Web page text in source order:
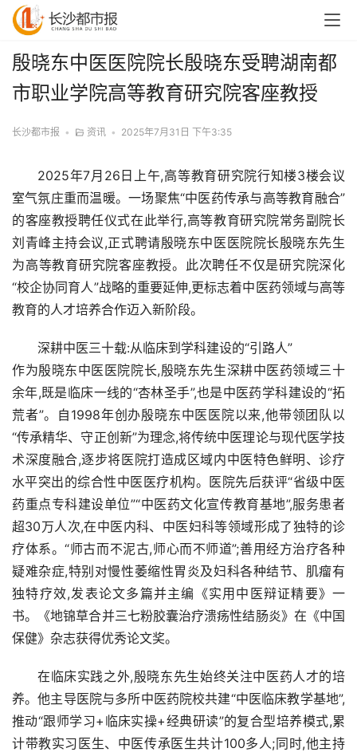
殷晓东中医医院院长殷晓东受聘湖南都
市职业学院高等教育研究院客座教授
长沙都市报 • 资讯 • 2025年7月31日 下午3:35
2025年7月26日上午,高等教育研究院行知楼3楼会议
室气氛庄重而温暖。一场聚焦“中医药传承与高等教育融合”
的客座教授聘任仪式在此举行,高等教育研究院常务副院长
刘青峰主持会议,正式聘请殷晓东中医医院院长殷晓东先生
为高等教育研究院客座教授。此次聘任不仅是研究院深化
“校企协同育人”战略的重要延伸,更标志着中医药领域与高等
教育的人才培养合作迈入新阶段。
深耕中医三十载:从临床到学科建设的“引路人”
作为殷晓东中医医院院长,殷晓东先生深耕中医药领域三十
余年,既是临床一线的“杏林圣手”,也是中医药学科建设的“拓
荒者”。自1998年创办殷晓东中医医院以来,他带领团队以
“传承精华、守正创新”为理念,将传统中医理论与现代医学技
术深度融合,逐步将医院打造成区域内中医特色鲜明、诊疗
水平突出的综合性中医医疗机构。医院先后获评“省级中医
药重点专科建设单位”“中医药文化宣传教育基地”,服务患者
超30万人次,在中医内科、中医妇科等领域形成了独特的诊
疗体系。“师古而不泥古,师心而不师道”;善用经方治疗各种
疑难杂症,特别对慢性萎缩性胃炎及妇科各种结节、肌瘤有
独特疗效,发表论文多篇并主编《实用中医辩证精要》一
书。《地锦草合并三七粉胶囊治疗溃疡性结肠炎》在《中国
保健》杂志获得优秀论文奖。
在临床实践之外,殷晓东先生始终关注中医药人才的培
养。他主导医院与多所中医药院校共建“中医临床教学基地”,
推动“跟师学习+临床实操+经典研读”的复合型培养模式,累
计带教实习医生、中医传承医生共计100多人;同时,他主持